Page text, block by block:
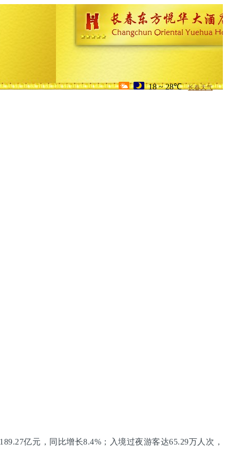
18 ~ 28℃ 长春天气
亿元，同比增长8.4%；入境过夜游客达65.29万人次，